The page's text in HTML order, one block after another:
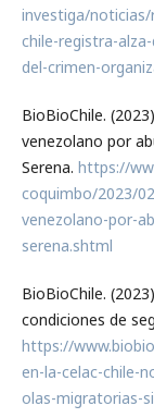
investiga/
chile-registra-
del-crimen-
BioBioChile.
venezolano por
Serena. https://
coquimbo/2023/
venezolano-por-
serena.shtml
BioBioChile.
condiciones de
https://
en-la-celac-chile-
olas-migratorias-